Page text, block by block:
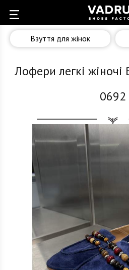
Взуття для жінок
Лофери легкі жіночі
0692